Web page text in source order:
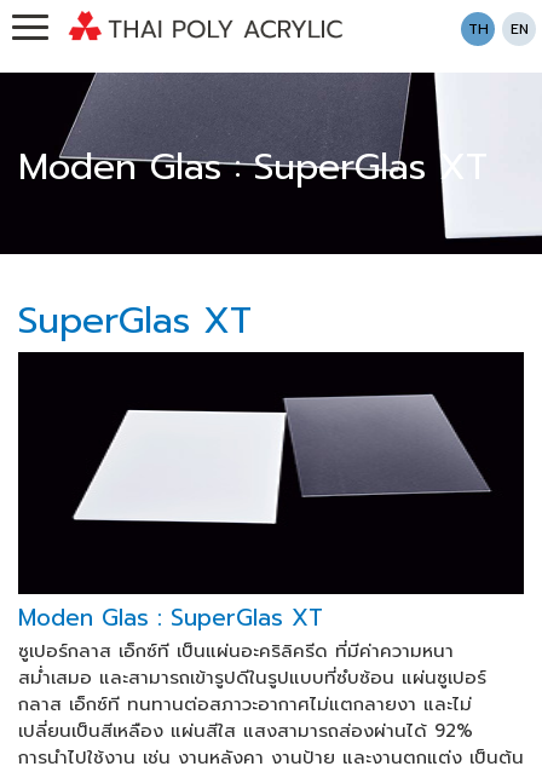
TH EN
Moden Glas : SuperGlas XT
SuperGlas XT
Moden Glas : SuperGlas XT
ซูเปอร์กลาส เอ็กซ์ที เป็นแผ่นอะคริลิครีด ที่มีค่าความหนา
สม่ำเสมอ และสามารถเข้ารูปดีในรูปแบบที่ซํบซ้อน แผ่นซูเปอร์
กลาส เอ็กซ์ที ทนทานต่อสภาวะอากาศไม่แตกลายงา และไม่
เปลี่ยนเป็นสีเหลือง แผ่นสีใส แสงสามารถส่องผ่านได้ 92%
การนำไปใช้งาน เช่น งานหลังคา งานป้าย และงานตกแต่ง เป็นต้น